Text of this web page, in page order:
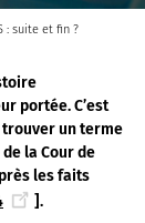
: suite et fin ?
portée. C’est
trouver un terme
la Cour de
les faits
].